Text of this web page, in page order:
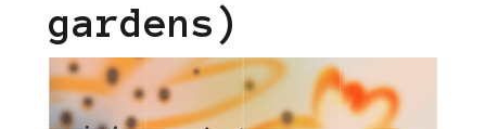
gardens)